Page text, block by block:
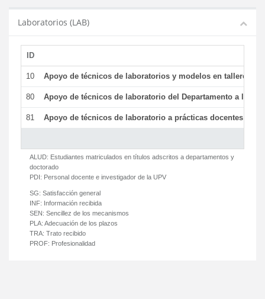
Laboratorios (LAB)
ID
10 Apoyo de técnicos de laboratorios y modelos en talleres/
80 Apoyo de técnicos de laboratorio del Departamento a la
81 Apoyo de técnicos de laboratorio a prácticas docentes y
ALUD: Estudiantes matriculados en títulos adscritos a departamentos y
doctorado
PDI: Personal docente e investigador de la UPV
SG: Satisfacción general
INF: Información recibida
SEN: Sencillez de los mecanismos
PLA: Adecuación de los plazos
TRA: Trato recibido
PROF: Profesionalidad